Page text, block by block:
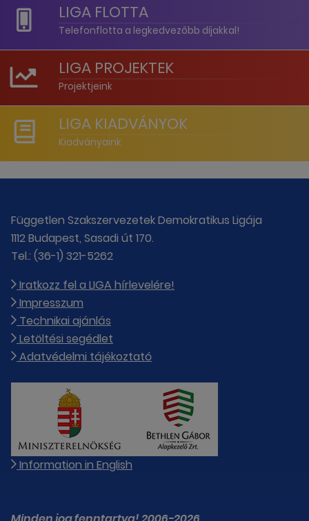
LIGA FLOTTA
Telefonflotta a legkedvezőbb díjakkal!
LIGA PROJEKTEK
Projektjeink
LIGA KIADVÁNYOK
Kiadványaink
Független Szakszervezetek Demokratikus Ligája
1112 Budapest, Sasadi út 170.
Tel.: (36-1) 321-5262
Iratkozz fel a LIGA hírlevelére!
Impresszum
Technikai ajánlás
Letöltési segédlet
Adatvédelmi tájékoztató
Information in English